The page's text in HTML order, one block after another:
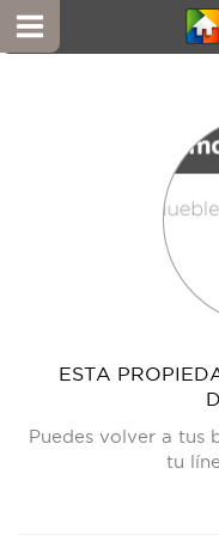
ESTA
Puedes volver a tus
tu